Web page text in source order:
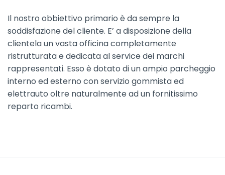
Il nostro obbiettivo primario è da sempre la
soddisfazione del cliente. E’ a disposizione della
clientela un vasta officina completamente
ristrutturata e dedicata al service dei marchi
rappresentati. Esso è dotato di un ampio parcheggio
interno ed esterno con servizio gommista ed
elettrauto oltre naturalmente ad un fornitissimo
reparto ricambi.